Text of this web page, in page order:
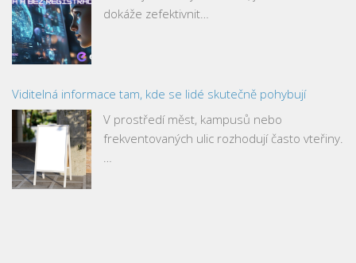
dokáže zefektivnit…
Viditelná informace tam, kde se lidé skutečně pohybují
V prostředí měst, kampusů nebo
frekventovaných ulic rozhodují často vteřiny.